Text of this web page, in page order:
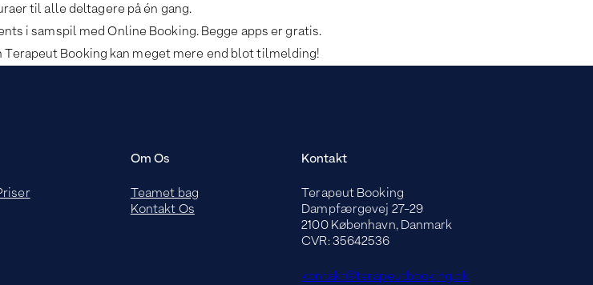
til alle deltagere på én gang.
i samspil med Online Booking. Begge apps er gratis.
Booking kan meget mere end blot tilmelding!
Om Os
Teamet bag
Kontakt Os
Kontakt
Terapeut Booking
Dampfærgevej 27-29
2100 København, Danmark
CVR: 35642536
kontakt@terapeutbooking.dk